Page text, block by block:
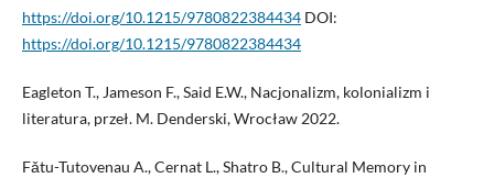
https://doi.org/10.1215/9780822384434DOI:
https://doi.org/10.1215/9780822384434
Eagleton T., Jameson F., Said E.W., Nacjonalizm, kolonializm i
literatura, przeł. M. Denderski, Wrocław 2022.
Fǎtu-Tutovenau A., Cernat L., Shatro B., Cultural Memory in